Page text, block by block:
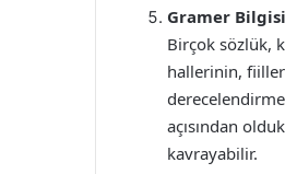
Gramer Bilgisi
Birçok sözlük,
hallerinin,
açısından
kavrayabilir.